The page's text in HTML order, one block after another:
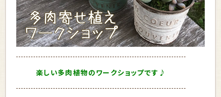
楽しい多肉植物のワークショップです♪